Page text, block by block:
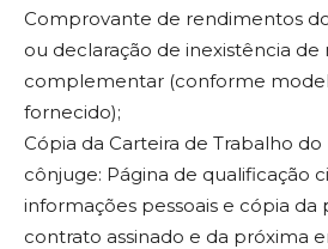
Comprovante de rendimentos
ou declaração de inexistência de
complementar (conforme
fornecido);
Cópia da Carteira de Trabalho
cônjuge: Página de qualificação
informações pessoais e cópia da
contrato assinado e da próxima